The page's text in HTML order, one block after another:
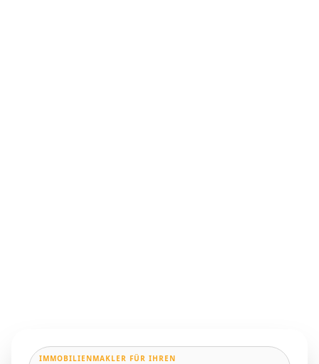
IMMOBILIENMAKLER FÜR IHREN